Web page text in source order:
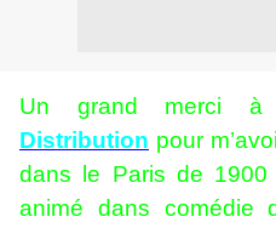
Un grand merci à
Distribution pour
dans le Paris de 1900
animé dans comédie